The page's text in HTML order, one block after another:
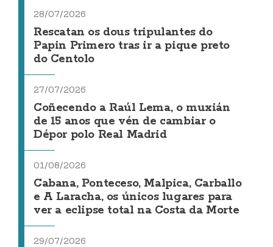
28/07/2026
Rescatan os dous tripulantes do
Papin Primero tras ir a pique preto
do Centolo
27/07/2026
Coñecendo a Raúl Lema, o muxián
de 15 anos que vén de cambiar o
Dépor polo Real Madrid
01/08/2026
Cabana, Ponteceso, Malpica, Carballo
e A Laracha, os únicos lugares para
ver a eclipse total na Costa da Morte
29/07/2026